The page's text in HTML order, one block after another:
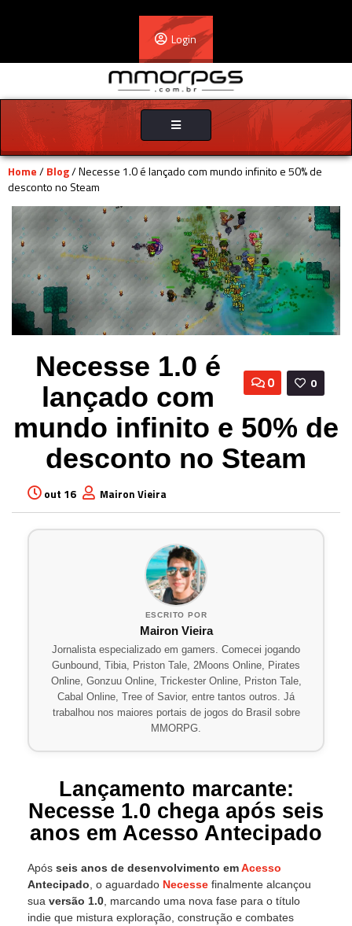
Login
Toggle
navigation
Home/Blog/ Necesse 1.0 é lançado com mundo infinito e 50% de
desconto no Steam
0
0
Necesse 1.0 é
lançado com
mundo infinito e 50% de
desconto no Steam
out 16 Mairon Vieira
ESCRITO POR
Mairon Vieira
Jornalista especializado em gamers. Comecei jogando
Gunbound, Tibia, Priston Tale, 2Moons Online, Pirates
Online, Gonzuu Online, Trickester Online, Priston Tale,
Cabal Online, Tree of Savior, entre tantos outros. Já
trabalhou nos maiores portais de jogos do Brasil sobre
MMORPG.
Lançamento marcante:
Necesse 1.0 chega após seis
anos em Acesso Antecipado
Após seis anos de desenvolvimento emAcesso
Antecipado , o aguardado Necesse finalmente alcançou
sua versão 1.0 , marcando uma nova fase para o título
indie que mistura exploração, construção e combates